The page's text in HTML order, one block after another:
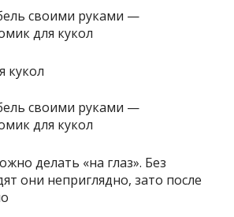
кукол
делать «на глаз». Без
они неприглядно, зато после